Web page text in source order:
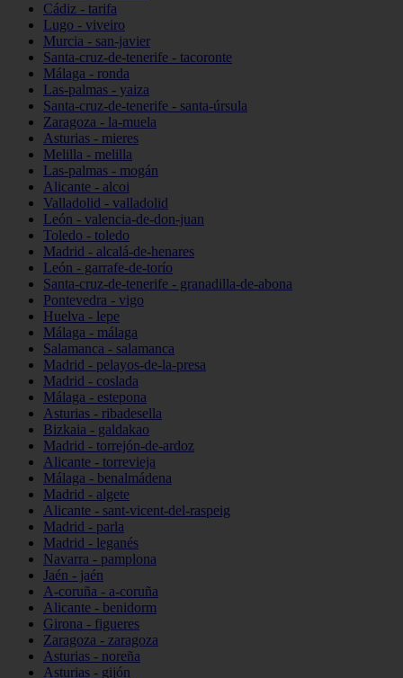
Cádiz - tarifa
Lugo - viveiro
Murcia - san-javier
Santa-cruz-de-tenerife - tacoronte
Málaga - ronda
Las-palmas - yaiza
Santa-cruz-de-tenerife - santa-úrsula
Zaragoza - la-muela
Asturias - mieres
Melilla - melilla
Las-palmas - mogán
Alicante - alcoi
Valladolid - valladolid
León - valencia-de-don-juan
Toledo - toledo
Madrid - alcalá-de-henares
León - garrafe-de-torío
Santa-cruz-de-tenerife - granadilla-de-abona
Pontevedra - vigo
Huelva - lepe
Málaga - málaga
Salamanca - salamanca
Madrid - pelayos-de-la-presa
Madrid - coslada
Málaga - estepona
Asturias - ribadesella
Bizkaia - galdakao
Madrid - torrejón-de-ardoz
Alicante - torrevieja
Málaga - benalmádena
Madrid - algete
Alicante - sant-vicent-del-raspeig
Madrid - parla
Madrid - leganés
Navarra - pamplona
Jaén - jaén
A-coruña - a-coruña
Alicante - benidorm
Girona - figueres
Zaragoza - zaragoza
Asturias - noreña
Asturias - gijón